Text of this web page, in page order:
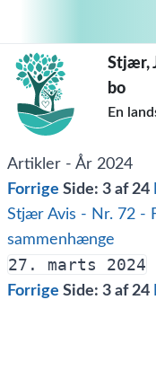
Stjær,
bo
En
Artikler - År 2024
Forrige Side: 3 af 24
Stjær Avis - Nr. 72 -
sammenhænge
27. marts 2024
Forrige Side: 3 af 24